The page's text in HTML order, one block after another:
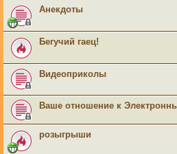
Анекдоты
Бегучий гаец!
Видеоприколы
Ваше отношение к
розыгрыши